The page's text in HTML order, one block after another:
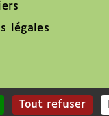
légales
Suivez-nous sur
Tout refuser